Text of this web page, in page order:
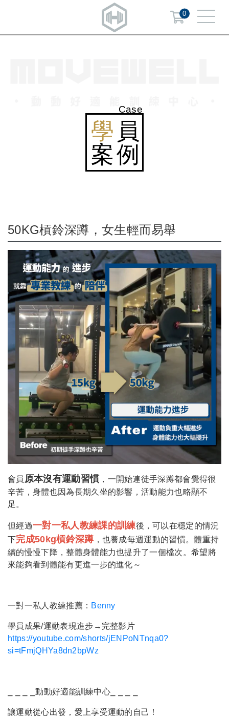
0
Case
學 員
案例
50KG槓鈴深蹲，女生輕而易舉
會員 原本沒有運動習慣 ，一開始連徒手深蹲都會覺得很
辛苦，身體也因為長期久坐的影響，活動能力也略顯不
足。
但經過一對一私人教練課的訓練後，可以在穩定的情況
下完成50kg槓鈴深蹲，也養成每週運動的習慣。體重持
續的慢慢下降，整體身體能力也提升了一個檔次。希望將
來能夠看到體能有更進一步的進化～
一對一私人教練推薦： Benny
學員成果/運動表現進步→完整影片
https://youtube.com/shorts/jENPoNTnqa0?
si=tFmjQHYa8dn2bpWz
⎯ ⎯ ⎯ ⎯動動好適能訓練中心⎯ ⎯ ⎯ ⎯
讓運動從心出發，愛上享受運動的自己！